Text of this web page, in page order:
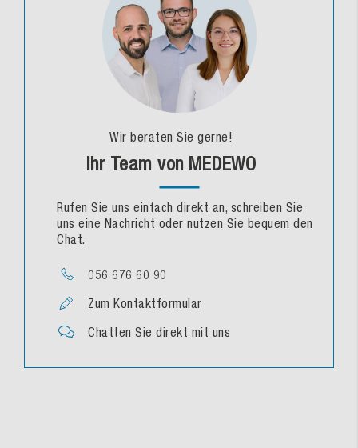
Wir beraten Sie gerne!
Ihr Team von MEDEWO
Rufen Sie uns einfach direkt an, schreiben Sie
uns eine Nachricht oder nutzen Sie bequem den
Chat.
056 676 60 90
Zum Kontaktformular
Chatten Sie direkt mit uns